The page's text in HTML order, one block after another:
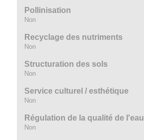
Pollinisation
Non
Recyclage des nutriments
Non
Structuration des sols
Non
Service culturel / esthétique
Non
Régulation de la qualité de l'eau
Non